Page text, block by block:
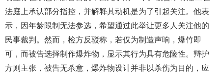
法庭上承认部分指控，并解释其动机是为了引起关注。他表
示，因年龄限制无法参选，希望通过此举让更多人关注他的
民事裁判。然而，检方反驳称，若仅为制造声响，爆竹即
可，而被告选择制作爆炸物，显示其行为具有危险性。辩护
方则主张，被告无杀意，爆炸物设计并非以杀伤为目的，应